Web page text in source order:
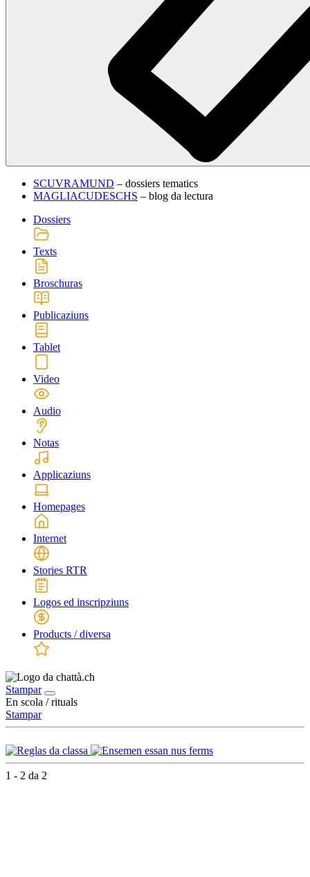
SCUVRAMUND – dossiers tematics
MAGLIACUDESCHS – blog da lectura
Dossiers
Texts
Broschuras
Publicaziuns
Tablet
Video
Audio
Notas
Applicaziuns
Homepages
Internet
Stories RTR
Logos ed inscripziuns
Products / diversa
Stampar
En scola / rituals
Stampar
1 - 2 da 2